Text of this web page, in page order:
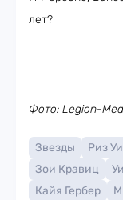
лет?
Фото: Legion-
Звезды Риз
Зои Кравиц
Кайя Гербер